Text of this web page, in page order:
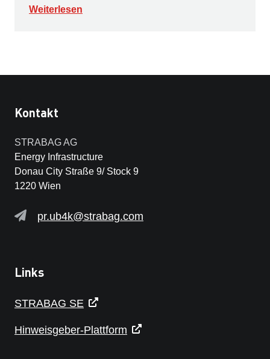
Weiterlesen
Kontakt
STRABAG AG
Energy Infrastructure
Donau City Straße 9/ Stock 9
1220 Wien
pr.ub4k@strabag.com
Links
STRABAG SE
Hinweisgeber-Plattform